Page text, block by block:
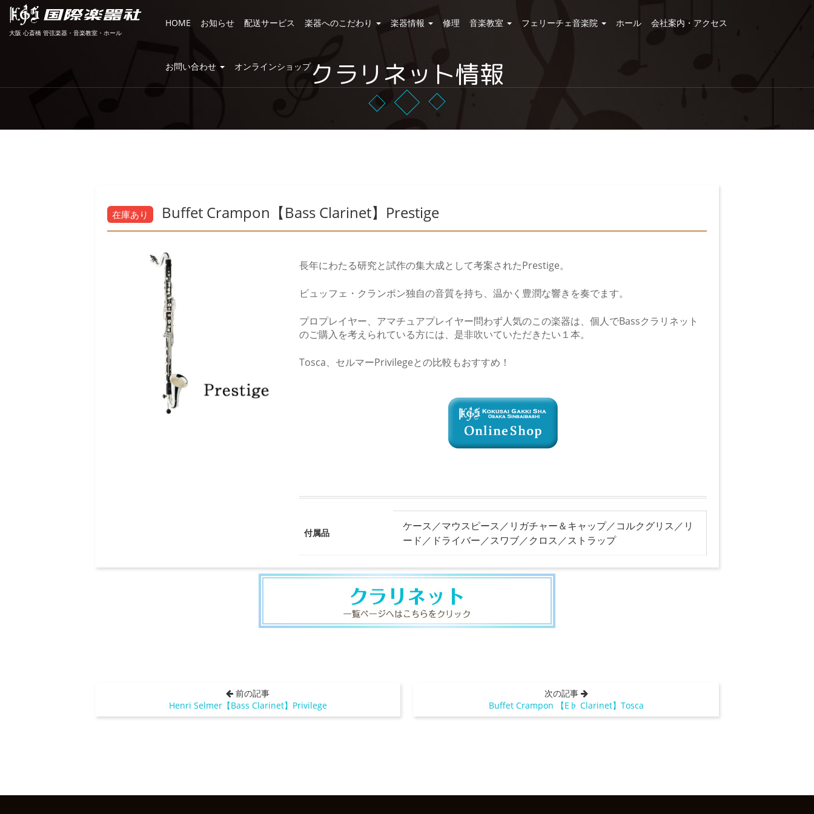
大阪 心斎橋 管弦楽器・音楽教室・ホール
HOME お知らせ 配送サービス 楽器へのこだわり 楽器情報 修理 音楽教室 フェリーチェ音楽院 ホール 会社案内・アクセス
お問い合わせ オンラインショップクラリネット情報
在庫あり Buffet Crampon【Bass Clarinet】Prestige
長年にわたる研究と試作の集大成として考案されたPrestige。
ビュッフェ・クランポン独自の音質を持ち、温かく豊潤な響きを奏でます。
プロプレイヤー、アマチュアプレイヤー問わず人気のこの楽器は、個人でBassクラリネット
のご購入を考えられている方には、是非吹いていただきたい１本。
Tosca、セルマーPrivilegeとの比較もおすすめ！
付属品
ケース／マウスピース／リガチャー＆キャップ／コルクグリス／リ
ード／ドライバー／スワブ／クロス／ストラップ
前の記事
Henri Selmer【Bass Clarinet】Privilege
次の記事
Buffet Crampon 【E♭ Clarinet】Tosca